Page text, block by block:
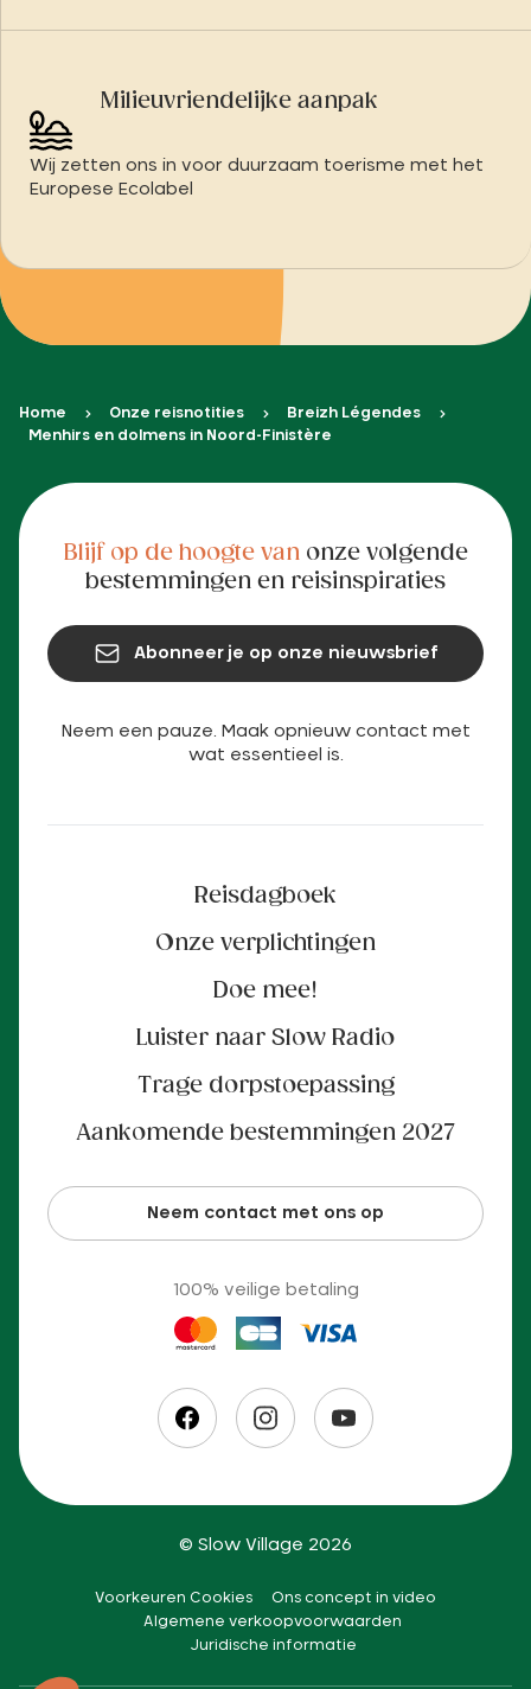
Milieuvriendelijke aanpak
Wij zetten ons in voor duurzaam toerisme met het
Europese Ecolabel
Home Onze reisnotities
Breizh Légendes
Menhirs en dolmens in Noord-Finistère
Neem een pauze. Maak opnieuw contact met
wat essentieel is.
Reisdagboek
Onze verplichtingen
Doe mee!
Luister naar Slow Radio
Trage dorpstoepassing
Aankomende bestemmingen 2027
Neem contact met ons op
100% veilige betaling
Blijf op de hoogte vanonze volgende
bestemmingen en reisinspiraties
Abonneer je op onze nieuwsbrief
© Slow Village 2026
Voorkeuren Cookies
Ons concept in video
Algemene verkoopvoorwaarden
Juridische informatie